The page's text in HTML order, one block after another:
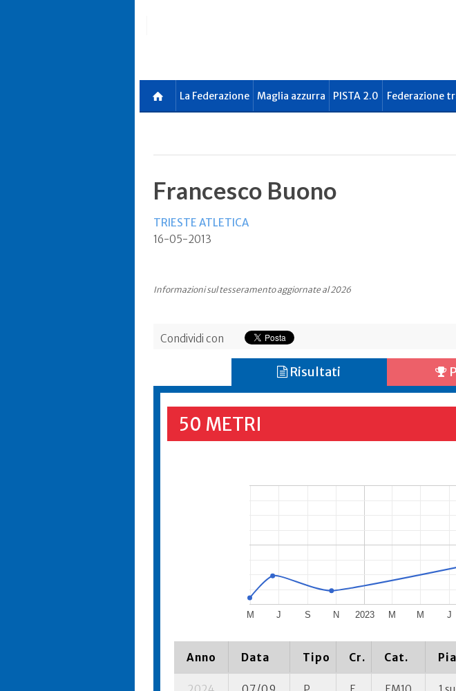
La Federazione Maglia azzurra PISTA 2.0 Federazione
Francesco Buono
TRIESTE ATLETICA
16-05-2013
Informazioni sul tesseramento aggiornate al 2026
Condividi con
Risultati
50 METRI
2023
M J S N M M J
Anno Data Tipo Cr. Cat.